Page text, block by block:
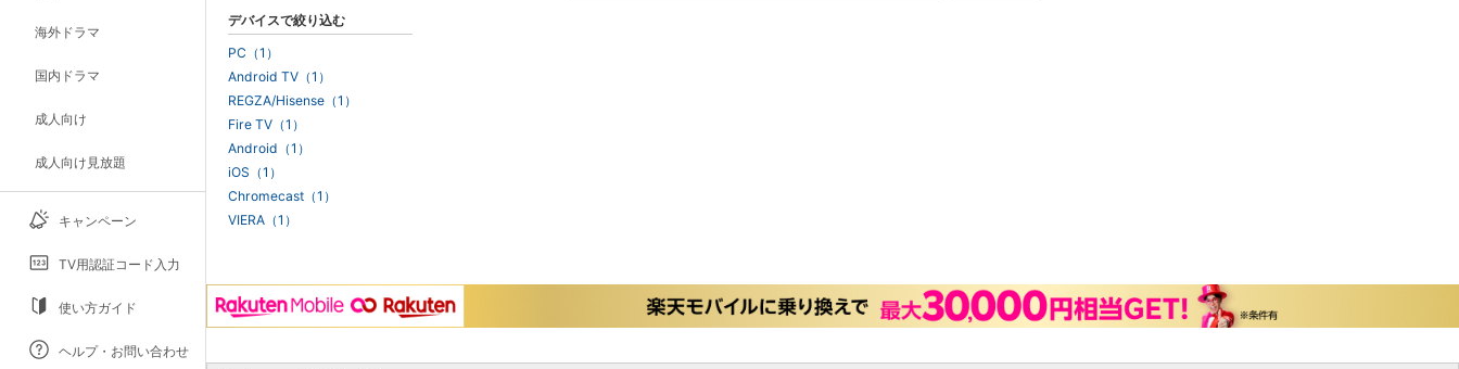
海外ドラマ
国内ドラマ
成人向け
成人向け見放題
キャンペーン
TV用認証コード入力
使い方ガイド
ヘルプ・お問い合わせ
デバイスで絞り込む
PC（1）
Android TV（1）
REGZA/Hisense（1）
Fire TV（1）
Android（1）
iOS（1）
Chromecast（1）
VIERA（1）